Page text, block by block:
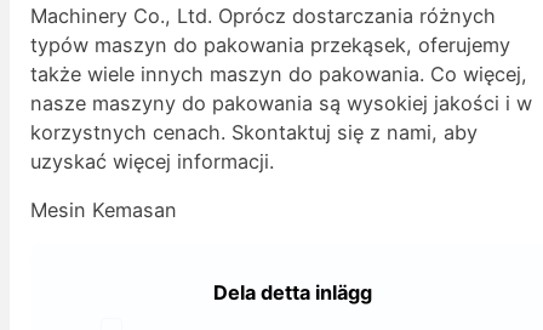
Machinery Co., Ltd. Oprócz dostarczania różnych
typów maszyn do pakowania przekąsek, oferujemy
także wiele innych maszyn do pakowania. Co więcej,
nasze maszyny do pakowania są wysokiej jakości i w
korzystnych cenach. Skontaktuj się z nami, aby
uzyskać więcej informacji.
Mesin Kemasan
Dela detta inlägg